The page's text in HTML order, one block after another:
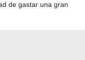
de gastar una gran